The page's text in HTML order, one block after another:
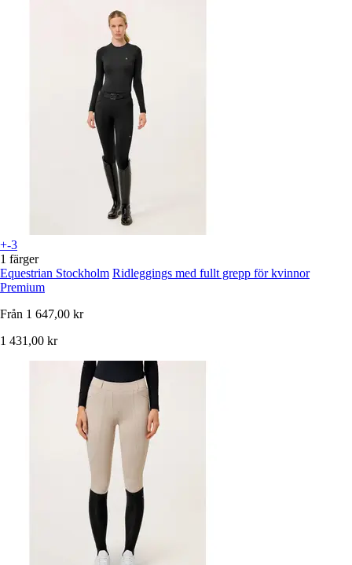
+-3
1 färger
Equestrian Stockholm Ridleggings med fullt grepp för kvinnor
Premium
Från 1 647,00 kr
1 431,00 kr